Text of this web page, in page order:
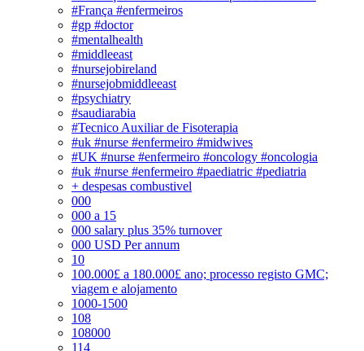
#França #enfermeiros
#gp #doctor
#mentalhealth
#middleeast
#nursejobireland
#nursejobmiddleeast
#psychiatry
#saudiarabia
#Tecnico Auxiliar de Fisoterapia
#uk #nurse #enfermeiro #midwives
#UK #nurse #enfermeiro #oncology #oncologia
#uk #nurse #enfermeiro #paediatric #pediatria
+ despesas combustivel
000
000 a 15
000 salary plus 35% turnover
000 USD Per annum
10
100.000£ a 180.000£ ano; processo registo GMC;
viagem e alojamento
1000-1500
108
108000
114